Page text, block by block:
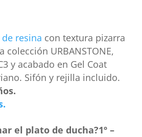
resina con textura pizarra
colección URBANSTONE,
y acabado en Gel Coat
Sifón y rejilla incluido.
el plato de ducha?1º –